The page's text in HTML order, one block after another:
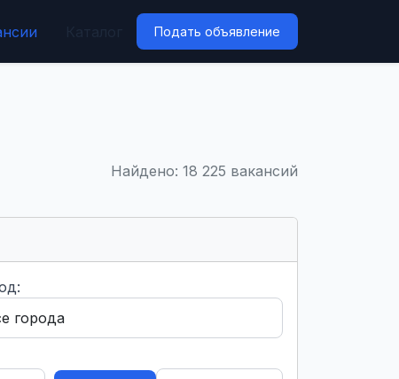
Подать объявление
Найдено: 18 225 вакансий